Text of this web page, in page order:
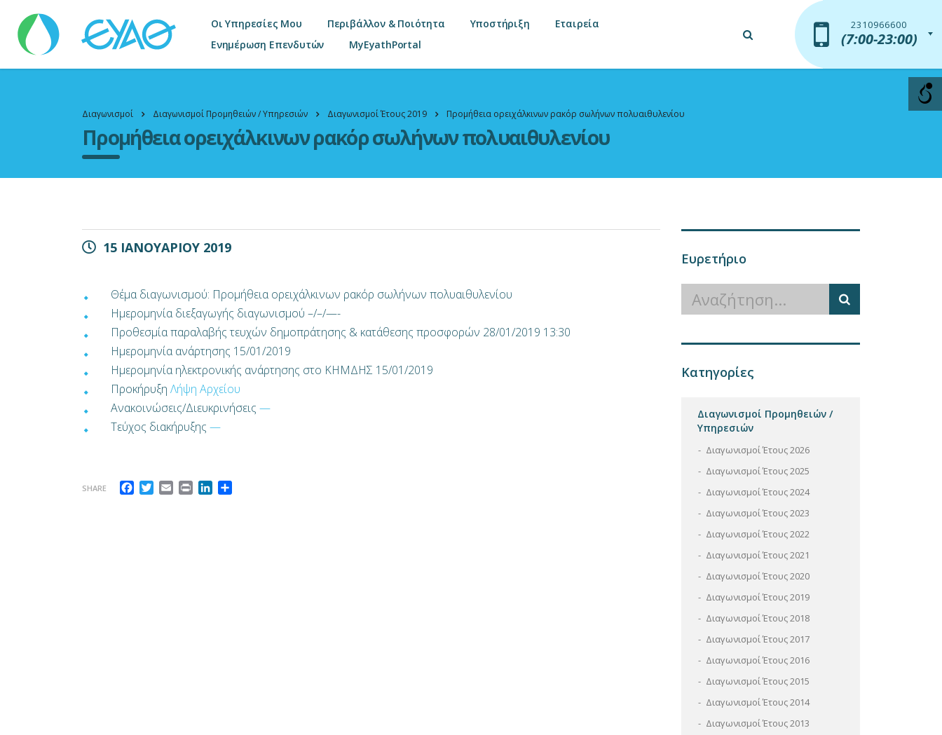
Οι Υπηρεσίες Μου Περιβάλλον & Ποιότητα Υποστήριξη
Εταιρεία
Ενημέρωση Επενδυτών
MyEyathPortal
2310966600
(7:00-23:00)
2310966600
(7:00-23:00)
Διαγωνισμοί Διαγωνισμοί Προμηθειών / Υπηρεσιών Διαγωνισμοί Έτους 2019 Προμήθεια ορειχάλκινων ρακόρ σωλήνων πολυαιθυλενίου
Προμήθεια ορειχάλκινων ρακόρ σωλήνων πολυαιθυλενίου
15 ΙΑΝΟΥΑΡΙΟΥ 2019
Θέμα διαγωνισμού: Προμήθεια ορειχάλκινων ρακόρ σωλήνων πολυαιθυλενίου
Ημερομηνία διεξαγωγής διαγωνισμού –/–/—-
Προθεσμία παραλαβής τευχών δημοπράτησης & κατάθεσης προσφορών 28/01/2019 13:30
Ημερομηνία ανάρτησης 15/01/2019
Ημερομηνία ηλεκτρονικής ανάρτησης στο ΚΗΜΔΗΣ 15/01/2019
Προκήρυξη Λήψη Αρχείου
Ανακοινώσεις/Διευκρινήσεις —
Τεύχος διακήρυξης —
SHARE Facebook
Twitter
EmailPrintLinkedIn
Ευρετήριο
Κατηγορίες
Διαγωνισμοί Προμηθειών /
Υπηρεσιών
Διαγωνισμοί Έτους 2026
Διαγωνισμοί Έτους 2025
Διαγωνισμοί Έτους 2024
Διαγωνισμοί Έτους 2023
Διαγωνισμοί Έτους 2022
Διαγωνισμοί Έτους 2021
Διαγωνισμοί Έτους 2020
Διαγωνισμοί Έτους 2019
Διαγωνισμοί Έτους 2018
Διαγωνισμοί Έτους 2017
Διαγωνισμοί Έτους 2016
Διαγωνισμοί Έτους 2015
Διαγωνισμοί Έτους 2014
Διαγωνισμοί Έτους 2013